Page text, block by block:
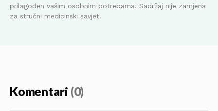
prilagođen vašim osobnim potrebama. Sadržaj nije zamjena
za stručni medicinski savjet.
Komentari (0)